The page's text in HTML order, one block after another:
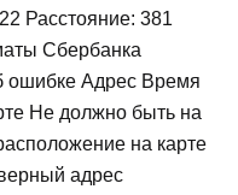
Расстояние: 381
Сбербанка
ошибке Адрес Время
Не должно быть на
на карте
адрес